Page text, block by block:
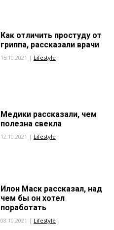
Как отличить простуду от
гриппа, рассказали врачи
15.10.2021 | Lifestyle
Медики рассказали, чем
полезна свекла
12.10.2021 | Lifestyle
Илон Маск рассказал, над
чем бы он хотел
поработать
08.10.2021 | Lifestyle